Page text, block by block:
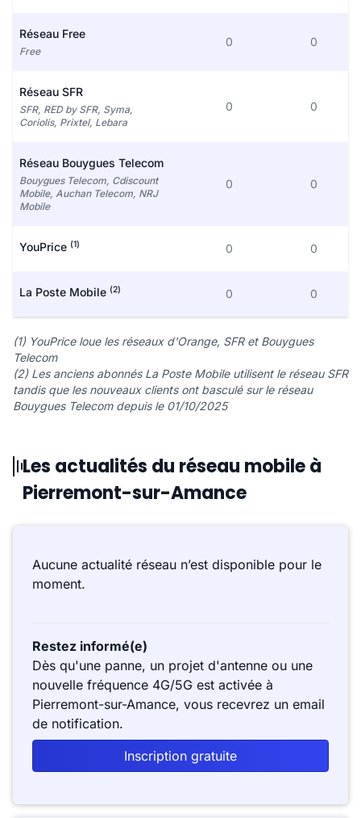
Réseau Free
Free
0 0
Réseau SFR
SFR, RED by SFR, Syma,
Coriolis, Prixtel, Lebara
0 0
Réseau Bouygues Telecom
Bouygues Telecom, Cdiscount
Mobile, Auchan Telecom, NRJ
Mobile
0 0
YouPrice (1) 0 0
La Poste Mobile (2) 0 0
(1) YouPrice loue les réseaux d'Orange, SFR et Bouygues
Telecom
(2) Les anciens abonnés La Poste Mobile utilisent le réseau SFR
tandis que les nouveaux clients ont basculé sur le réseau
Bouygues Telecom depuis le 01/10/2025
Les actualités du réseau mobile à
Pierremont-sur-Amance
Aucune actualité réseau n’est disponible pour le
moment.
Restez informé(e)
Dès qu'une panne, un projet d'antenne ou une
nouvelle fréquence 4G/5G est activée à
Pierremont-sur-Amance, vous recevrez un email
de notification.
Inscription gratuite